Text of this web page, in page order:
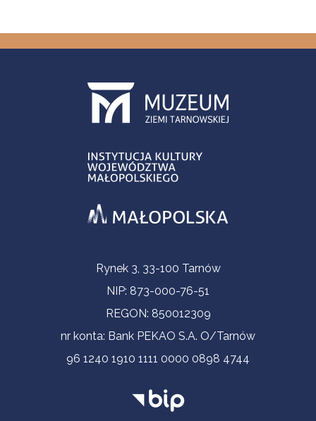
Informacje kontaktoweRynek 3, 33-100 Tarnów
NIP: 873-000-76-51
REGON: 850012309
nr konta: Bank PEKAO S.A. O/Tarnów
96 1240 1910 1111 0000 0898 4744